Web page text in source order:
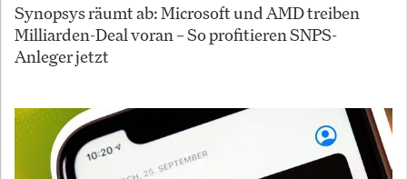
Synopsys räumt ab: Microsoft und AMD treiben
Milliarden-Deal voran – So profitieren SNPS-
Anleger jetzt